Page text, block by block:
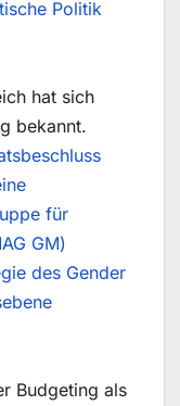
Politik
hat sich
bekannt.
für
GM)
des Gender
Budgeting als